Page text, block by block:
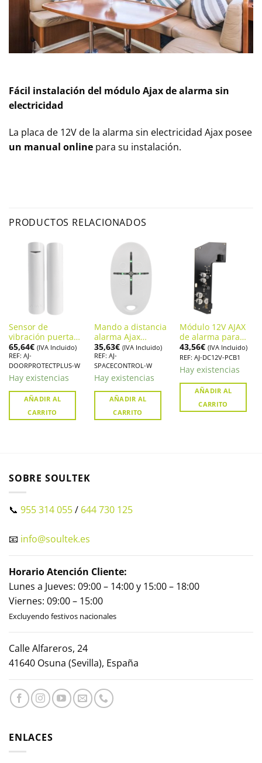
Fácil instalación del módulo Ajax de alarma sin
electricidad
La placa de 12V de la alarma sin electricidad Ajax posee
un manual online para su instalación.
PRODUCTOS RELACIONADOS
Sensor de
vibración puertas
y ventanas AJAX
DOORPROTECT
PLUS
65,64€ (IVA Incluido)
REF: AJ-
DOORPROTECTPLUS-W
Hay existencias
AÑADIR AL
CARRITO
Mando a distancia
alarma Ajax
SpaceControl con
botón de pánico
(AJ-
SPACECONTROL-
35,63€ (IVA Incluido)
REF: AJ-
SPACECONTROL-W
Hay existencias
AÑADIR AL
CARRITO
Módulo 12V AJAX
de alarma para
autocaravana (AJ-
DC12V-PCB1)
43,56€ (IVA Incluido)
REF: AJ-DC12V-PCB1
Hay existencias
AÑADIR AL
CARRITO
SOBRE SOULTEK
📞 955 314 055/ 644 730 125
📧 info@soultek.es
Horario Atención Cliente:
Lunes a Jueves: 09:00 – 14:00 y 15:00 – 18:00
Viernes: 09:00 – 15:00
Excluyendo festivos nacionales
Calle Alfareros, 24
41640 Osuna (Sevilla), España
ENLACES